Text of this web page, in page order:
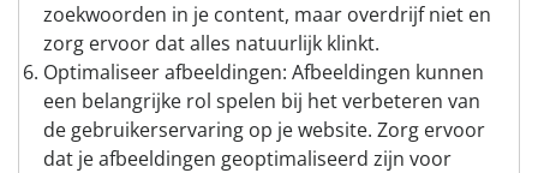
zoekwoorden in je content, maar overdrijf niet en
zorg ervoor dat alles natuurlijk klinkt.
Optimaliseer afbeeldingen: Afbeeldingen kunnen
een belangrijke rol spelen bij het verbeteren van
de gebruikerservaring op je website. Zorg ervoor
dat je afbeeldingen geoptimaliseerd zijn voor